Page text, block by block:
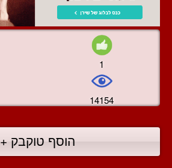
1
14154
הוסף טוקבק +